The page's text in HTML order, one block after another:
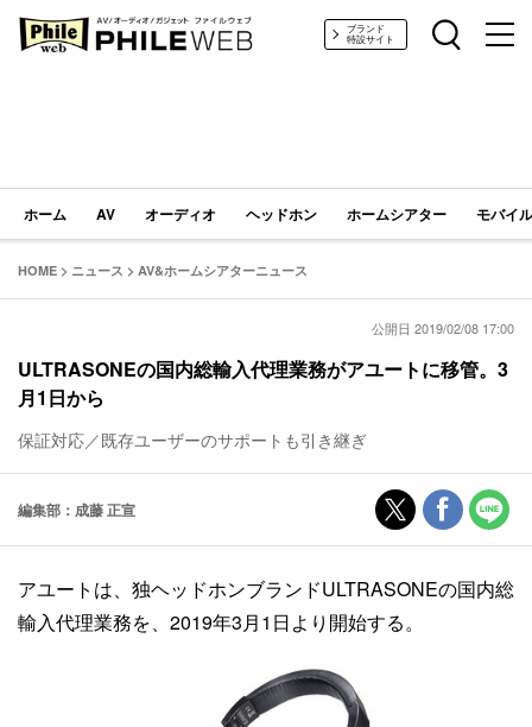
PHILE WEB｜AV/オーディオ/ガジェットブランド
特設サイト
ホーム AV オーディオ ヘッドホン ホームシアター モバイ
HOME > ニュース > AV&ホームシアターニュース
公開日 2019/02/08 17:00
ULTRASONEの国内総輸入代理業務がアユートに移管。3
月1日から
保証対応／既存ユーザーのサポートも引き継ぎ
編集部：成藤 正宣
アユートは、独ヘッドホンブランドULTRASONEの国内総
輸入代理業務を、2019年3月1日より開始する。